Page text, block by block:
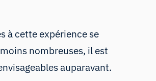
à cette expérience se
nombreuses, il est
auparavant.